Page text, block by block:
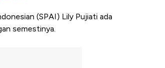
(SPAI) Lily Pujiati ada
semestinya.